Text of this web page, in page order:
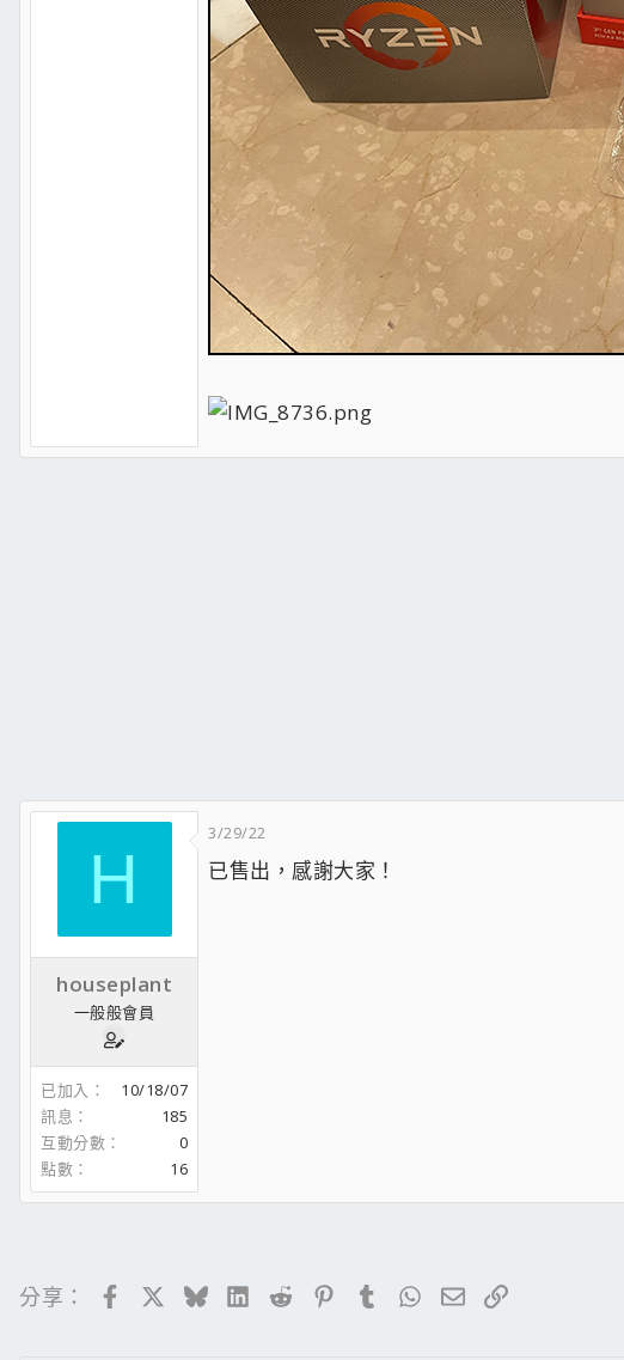
H
houseplant
一般般會員
已加入
10/18/07
訊息
185
互動分數
0
點數
16
3/29/22
已售出，感謝大家！
分享： FacebookBlueskyLinkedIn
RedditPinterestTumblrWhatsApp
電子郵件
連結